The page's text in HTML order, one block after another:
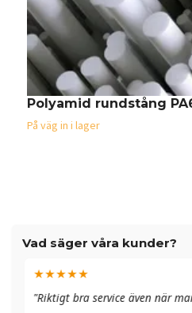
Vad säger våra kunder?
★★★★★
"Riktigt bra service även när
Polyamid rundstång
På väg in i lager